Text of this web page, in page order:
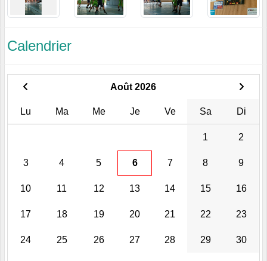
Calendrier
Août 2026
Lu Ma Me Je Ve Sa Di
1 2
3 4 5 6 7 8 9
10 11 12 13 14 15 16
17 18 19 20 21 22 23
24 25 26 27 28 29 30